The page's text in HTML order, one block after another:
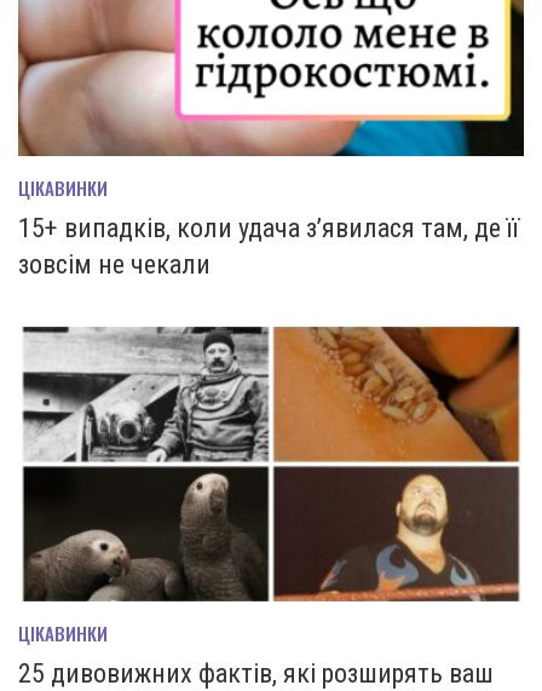
ЦІКАВИНКИ
15+ випадків, коли удача з’явилася там, де її
зовсім не чекали
ЦІКАВИНКИ
25 дивовижних фактів, які розширять ваш